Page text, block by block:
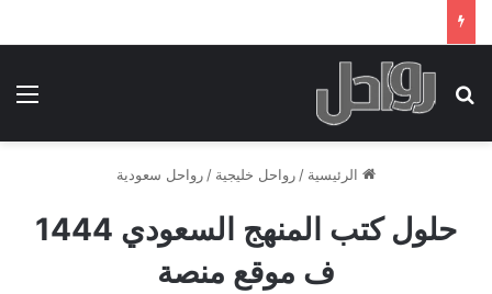
بحث عن
الرئيسية / رواحل خليجية / رواحل سعودية
حلول كتب المنهج السعودي 1444
ف موقع منصة